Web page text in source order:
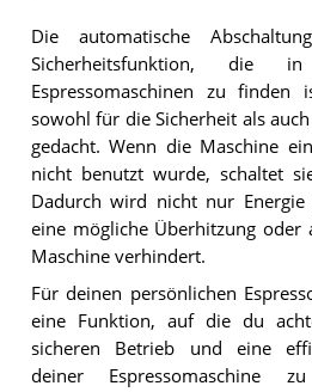
Die automatische
Sicherheitsfunktion, die
Espressomaschinen zu
sowohl für die Sicherheit als
gedacht. Wenn die Maschine
nicht benutzt wurde, schaltet
Dadurch wird nicht nur Energie
eine mögliche Überhitzung oder
Maschine verhindert.
Für deinen persönlichen
eine Funktion, auf die du
sicheren Betrieb und eine
deiner Espressomaschine